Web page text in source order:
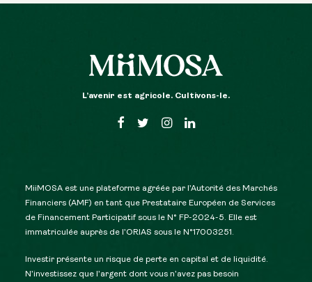
L’avenir est agricole. Cultivons-le.
MiiMOSA est une plateforme agréée par l’Autorité des Marchés
Financiers (AMF) en tant que Prestataire Européen de Services
de Financement Participatif sous le N° FP-2024-5. Elle est
immatriculée auprès de l’ORIAS sous le N°17003251.
Investir présente un risque de perte en capital et de liquidité.
N’investissez que l’argent dont vous n’avez pas besoin